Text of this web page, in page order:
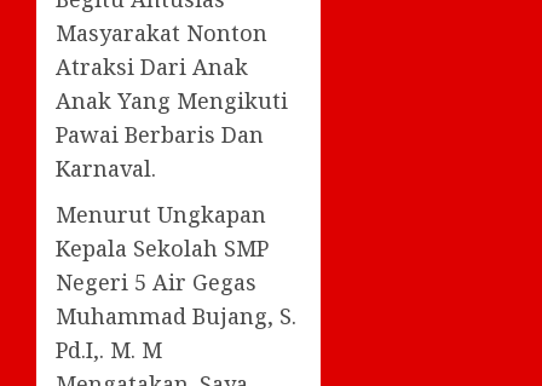
Masyarakat Nonton
Atraksi Dari Anak
Anak Yang Mengikuti
Pawai Berbaris Dan
Karnaval.
Menurut Ungkapan
Kepala Sekolah SMP
Negeri 5 Air Gegas
Muhammad Bujang, S.
Pd.I,. M. M